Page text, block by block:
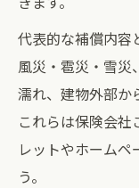
代表的な補償内容
風災・雹災・雪災
濡れ、建物外部か
これらは保険会
レットやホーム
う。